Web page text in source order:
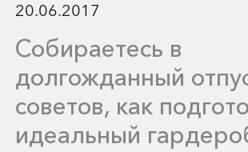
20.06.2017
Собираетесь в
долгожданный
советов, как
идеальный